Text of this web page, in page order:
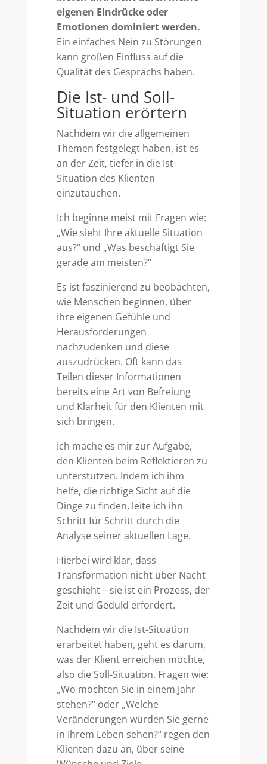
eigenen Eindrücke oder
Emotionen dominiert werden.
Ein einfaches Nein zu Störungen
kann großen Einfluss auf die
Qualität des Gesprächs haben.
Die Ist- und Soll-
Situation erörtern
Nachdem wir die allgemeinen
Themen festgelegt haben, ist es
an der Zeit, tiefer in die Ist-
Situation des Klienten
einzutauchen.
Ich beginne meist mit Fragen wie:
„Wie sieht Ihre aktuelle Situation
aus?“ und „Was beschäftigt Sie
gerade am meisten?“
Es ist faszinierend zu beobachten,
wie Menschen beginnen, über
ihre eigenen Gefühle und
Herausforderungen
nachzudenken und diese
auszudrücken. Oft kann das
Teilen dieser Informationen
bereits eine Art von Befreiung
und Klarheit für den Klienten mit
sich bringen.
Ich mache es mir zur Aufgabe,
den Klienten beim Reflektieren zu
unterstützen. Indem ich ihm
helfe, die richtige Sicht auf die
Dinge zu finden, leite ich ihn
Schritt für Schritt durch die
Analyse seiner aktuellen Lage.
Hierbei wird klar, dass
Transformation nicht über Nacht
geschieht – sie ist ein Prozess, der
Zeit und Geduld erfordert.
Nachdem wir die Ist-Situation
erarbeitet haben, geht es darum,
was der Klient erreichen möchte,
also die Soll-Situation. Fragen wie:
„Wo möchten Sie in einem Jahr
stehen?“ oder „Welche
Veränderungen würden Sie gerne
in Ihrem Leben sehen?“ regen den
Klienten dazu an, über seine